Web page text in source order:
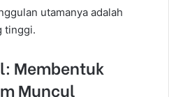
utamanya adalah
tinggi.
Membentuk
Muncul